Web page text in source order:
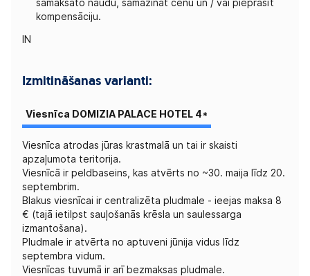
samaksāto naudu, samazināt cenu un / vai pieprasīt
kompensāciju.
IN
Izmitināšanas varianti:
Viesnīca DOMIZIA PALACE HOTEL 4*
Viesnīca atrodas jūras krastmalā un tai ir skaisti
apzaļumota teritorija.
Viesnīcā ir peldbaseins, kas atvērts no ~30. maija līdz 20.
septembrim.
Blakus viesnīcai ir centralizēta pludmale - ieejas maksa 8
€ (tajā ietilpst sauļošanās krēsla un saulessarga
izmantošana).
Pludmale ir atvērta no aptuveni jūnija vidus līdz
septembra vidum.
Viesnīcas tuvumā ir arī bezmaksas pludmale.